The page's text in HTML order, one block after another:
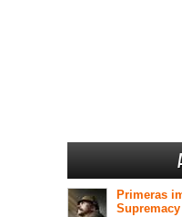
Primeras
Supremacy